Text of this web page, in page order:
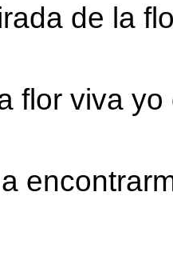
de la
flor viva